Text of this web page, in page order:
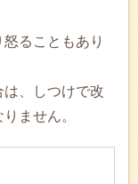
ることもあり
、しつけで改
ません。